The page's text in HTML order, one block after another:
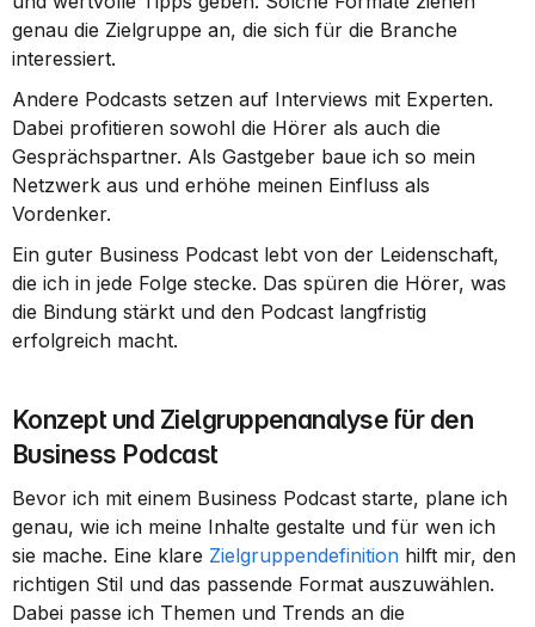
genau die Zielgruppe an, die sich für die Branche
interessiert.
Andere Podcasts setzen auf Interviews mit Experten.
Dabei profitieren sowohl die Hörer als auch die
Gesprächspartner. Als Gastgeber baue ich so mein
Netzwerk aus und erhöhe meinen Einfluss als
Vordenker.
Ein guter Business Podcast lebt von der Leidenschaft,
die ich in jede Folge stecke. Das spüren die Hörer, was
die Bindung stärkt und den Podcast langfristig
erfolgreich macht.
Konzept und Zielgruppenanalyse für den
Business Podcast
Bevor ich mit einem Business Podcast starte, plane ich
genau, wie ich meine Inhalte gestalte und für wen ich
sie mache. Eine klare Zielgruppendefinition hilft mir, den
richtigen Stil und das passende Format auszuwählen.
Dabei passe ich Themen und Trends an die